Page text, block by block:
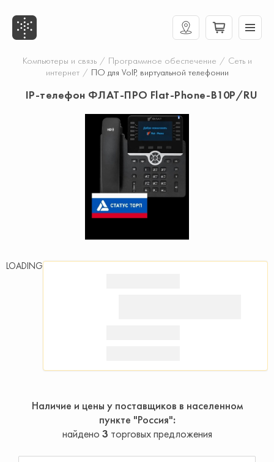
Компьютеры и связь / Программное обеспечение / Сеть и
интернет / ПО для VoIP, виртуальной телефонии
IP-телефон ФЛАТ-ПРО Flat-Phone-B10P/RU
LOADING
Наличие и цены у поставщиков в населенном
пункте "Россия"
найдено 3 торговых предложения